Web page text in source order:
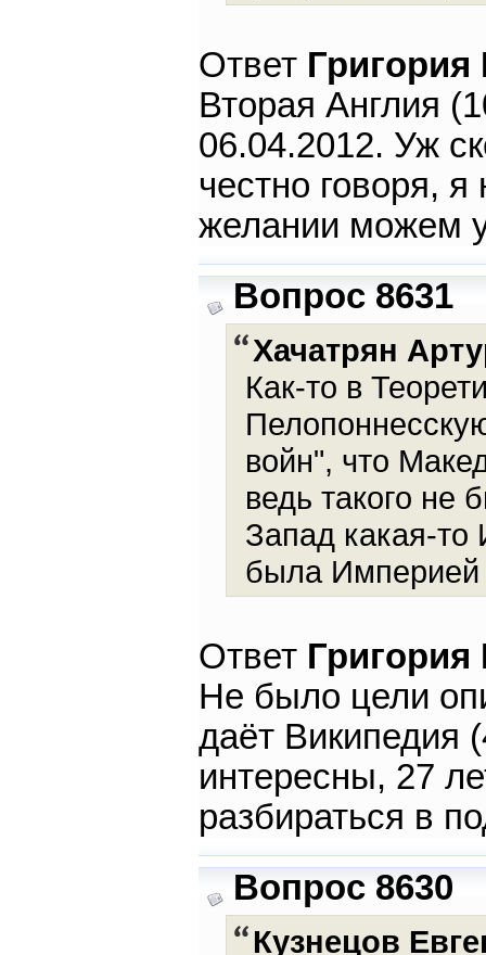
Ответ
Вторая Англия
06.04.2012. Уж
честно говоря,
желании можем
Вопрос 8631
Хачатрян
Как-то в
войн", что
ведь такого не
Запад какая-
была Империей
Ответ
Не было цели
даёт Википедия
интересны, 27
разбираться в
Вопрос 8630
Кузнецов